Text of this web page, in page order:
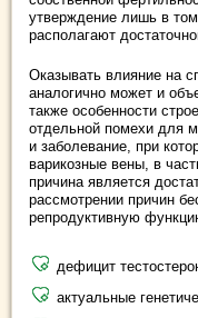
утверждение лишь в
располагают
Оказывать влияние на
аналогично может и
также особенности
отдельной помехи для
и заболевание, при
варикозные вены, в
причина является
рассмотрении причин
репродуктивную
дефицит
актуальные